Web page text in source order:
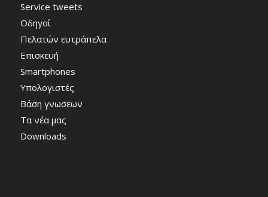
Service tweets
Οδηγοί
Πελατών ευτράπελα
Επισκευή
Smartphones
Υπολογιστές
Bάση γνωσεων
Τα νέα μας
Downloads